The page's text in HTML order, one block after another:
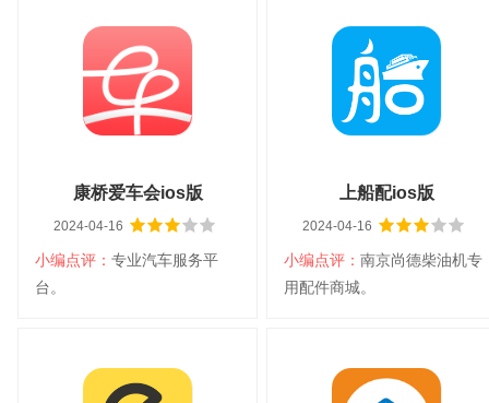
大小：26.9M
平台：IOS
分类：生活软件
语言：中文
查看详情
大小：105.5M
平台：IOS
分类：生活软件
语言：中文
查看详情
扫码立即下载
康桥爱车会ios版
2024-04-16
小编点评： 专业汽车服务平
台。
大小：48.1M
平台：IOS
上船配ios版
2024-04-16
小编点评： 南京尚德柴油机专
用配件商城。
大小：66.4M
平台：IOS